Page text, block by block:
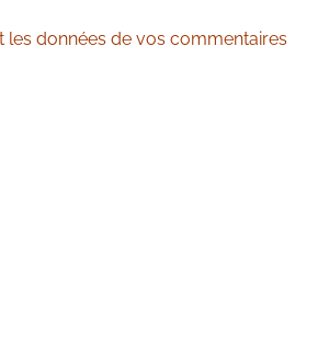
les données de vos commentaires